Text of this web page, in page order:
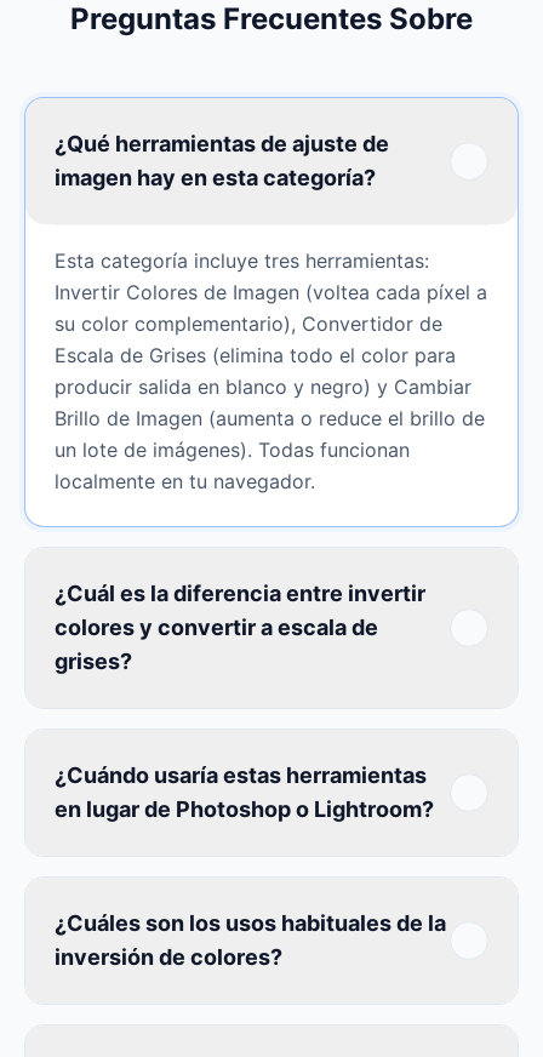
Preguntas Frecuentes Sobre
¿Qué herramientas de ajuste de
imagen hay en esta categoría?
Esta categoría incluye tres herramientas:
Invertir Colores de Imagen (voltea cada píxel a
su color complementario), Convertidor de
Escala de Grises (elimina todo el color para
producir salida en blanco y negro) y Cambiar
Brillo de Imagen (aumenta o reduce el brillo de
un lote de imágenes). Todas funcionan
localmente en tu navegador.
¿Cuál es la diferencia entre invertir
colores y convertir a escala de
grises?
¿Cuándo usaría estas herramientas
en lugar de Photoshop o Lightroom?
¿Cuáles son los usos habituales de la
inversión de colores?